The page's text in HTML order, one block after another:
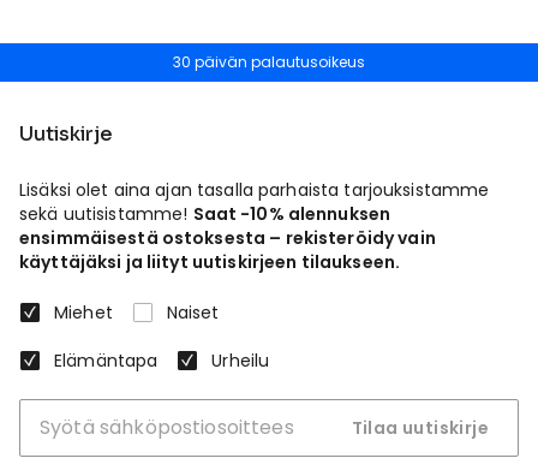
30 päivän palautusoikeus
Uutiskirje
Lisäksi olet aina ajan tasalla parhaista tarjouksistamme
sekä uutisistamme! Saat -10% alennuksen
ensimmäisestä ostoksesta – rekisteröidy vain
käyttäjäksi ja liityt uutiskirjeen tilaukseen.
Miehet
Naiset
Elämäntapa
Urheilu
Tilaa uutiskirje